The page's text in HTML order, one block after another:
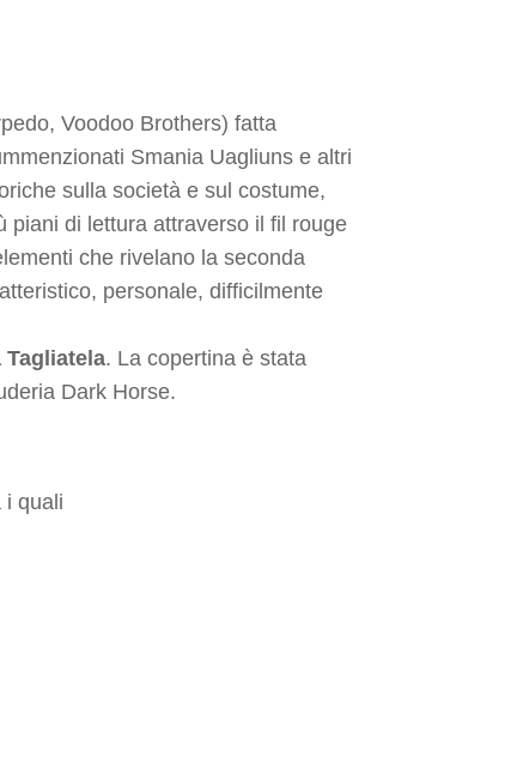
Voodoo Brothers) fatta
Smania Uagliuns e altri
sulla società e sul costume,
piani di lettura attraverso il fil rouge
che rivelano la seconda
personale, difficilmente
Tagliatela. La copertina è stata
Dark Horse.
i quali